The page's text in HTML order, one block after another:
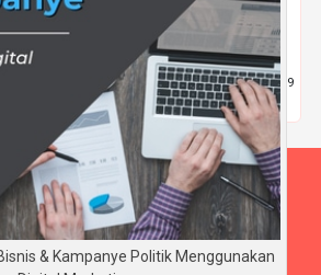
Dekorasi Rumah Minimalis
by Grinn Living
12 Apr 2022 |1789
Tentang Kami
& Kampanye Politik Menggunakan